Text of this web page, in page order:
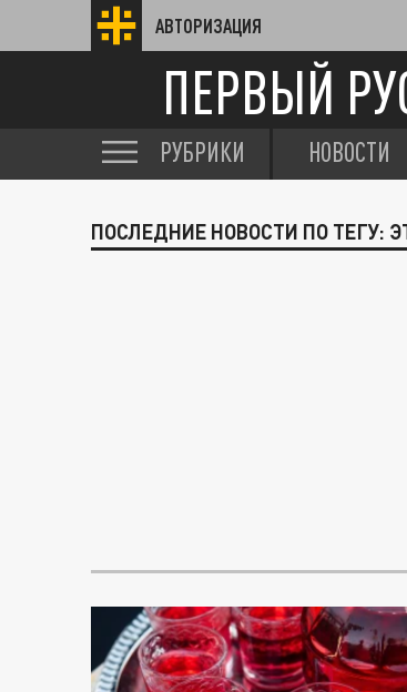
АВТОРИЗАЦИЯ
ПЕРВЫЙ
РУБРИКИ НОВОСТИ
ПОСЛЕДНИЕ НОВОСТИ ПО ТЕГУ: